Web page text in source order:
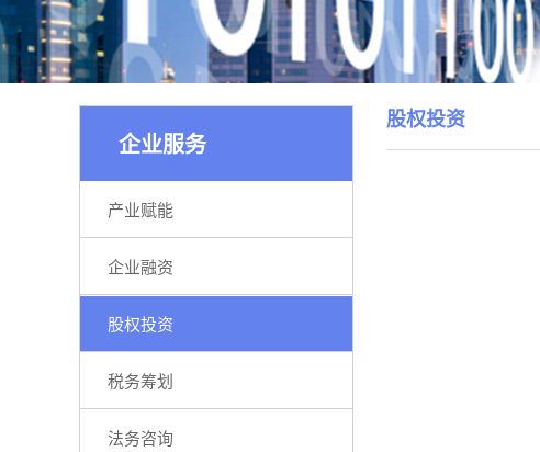
企业服务
产业赋能
企业融资
股权投资
税务筹划
法务咨询
股权投资